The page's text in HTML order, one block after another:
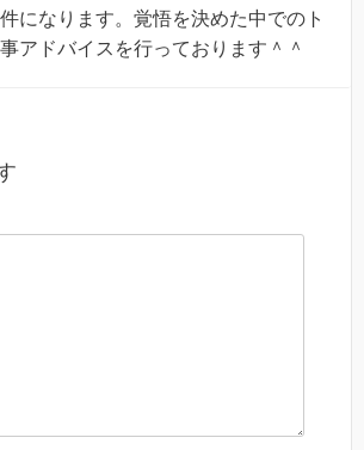
になります。覚悟を決めた中でのト
アドバイスを行っております＾＾